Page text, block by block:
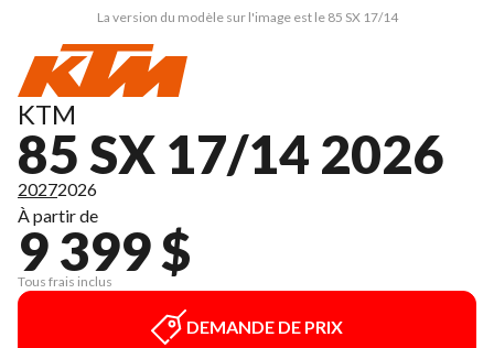
La version du modèle sur l'image est le 85 SX 17/14
KTM
85 SX 17/14 2026
20272026
À partir de
9 399 $
Tous frais inclus
DEMANDE DE PRIX